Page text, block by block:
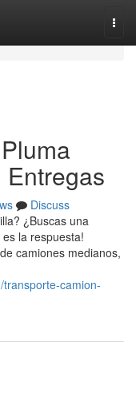
Discuss
¿Buscas una
la respuesta!
camiones medianos,
camion-